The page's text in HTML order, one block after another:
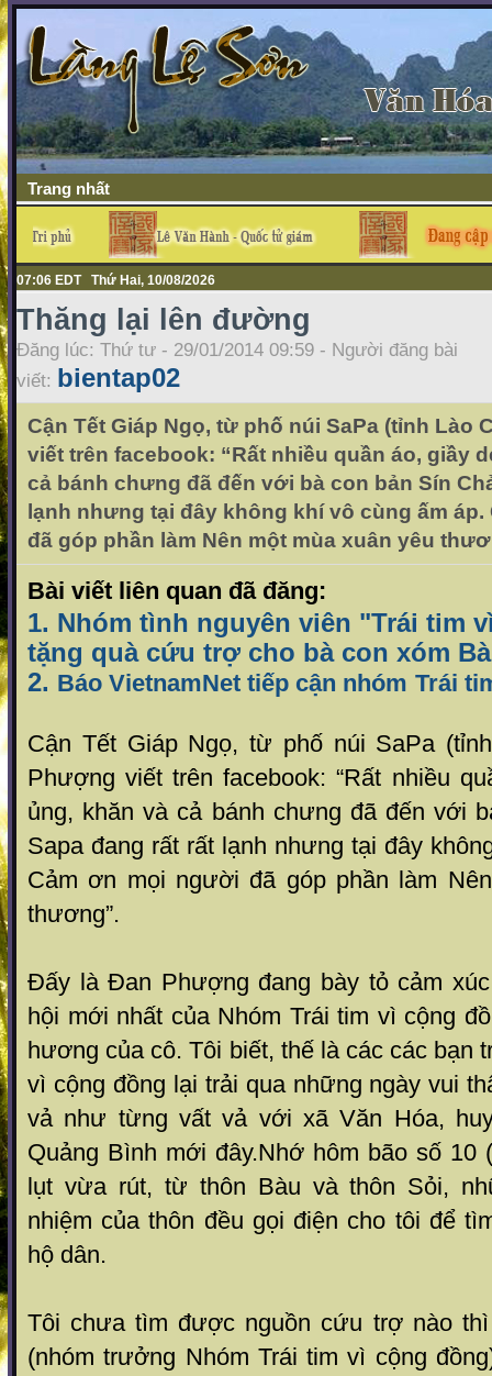
Trang nhất
07:06 EDT Thứ Hai, 10/08/2026
Thăng lại lên đường
Đăng lúc: Thứ tư - 29/01/2014 09:59 - Người đăng bài
viết: bientap02
Cận Tết Giáp Ngọ, từ phố núi SaPa (tỉnh Lào
viết trên facebook: “Rất nhiều quần áo, giầy
cả bánh chưng đã đến với bà con bản Sín
lạnh nhưng tại đây không khí vô cùng ấm
đã góp phần làm Nên một mùa xuân yêu
Bài viết liên quan đã đăng:
1. Nhóm tình nguyên viên "Trái tim
tặng quà cứu trợ cho bà con xóm
2. Báo VietnamNet tiếp cận nhóm Trái
Cận Tết Giáp Ngọ, từ phố núi SaPa
Phượng viết trên facebook: “Rất nhiều
ủng, khăn và cả bánh chưng đã đến với
Sapa đang rất rất lạnh nhưng tại đây
Cảm ơn mọi người đã góp phần làm
thương”.
Đấy là Đan Phượng đang bày tỏ cảm
hội mới nhất của Nhóm Trái tim vì cộng
hương của cô. Tôi biết, thế là các các bạn
vì cộng đồng lại trải qua những ngày vui
vả như từng vất vả với xã Văn Hóa,
Quảng Bình mới đây.Nhớ hôm bão số 10
lụt vừa rút, từ thôn Bàu và thôn Sỏi,
nhiệm của thôn đều gọi điện cho tôi để
hộ dân.
Tôi chưa tìm được nguồn cứu trợ nào
(nhóm trưởng Nhóm Trái tim vì cộng